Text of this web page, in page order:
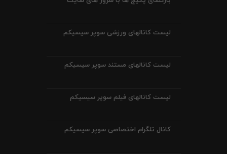
لیست کانالهای ورزشی سوپر سیسیکم
لیست کانالهای مستند سوپر سیسیکم
لیست کانالهای فیلم سوپر سیسیکم
کانال تلگرام اختصاصی سوپر سیسیکم